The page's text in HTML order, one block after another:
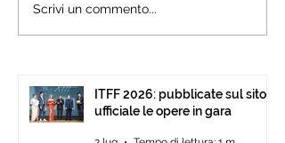
L’International Tourism
Scrivi un commento...
ITFF 2026: pubblicate sul sito
ufficiale le opere in gara